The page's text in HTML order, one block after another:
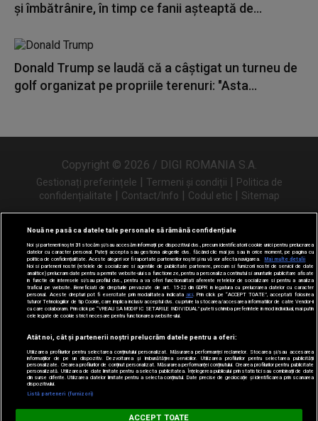
Digi FM
și îmbătrânire, în timp ce fanii așteaptă de...
Donald Trump se laudă că a câștigat un turneu de
golf organizat pe propriile terenuri: "Asta...
Copyright © 2026 / DIGI ROMANIA S.A.
Gestionați preferințele | Termeni și condiții | Politica de
confidențialitate | Contact/Info | Codul etic | Sitemap
Urmărește-ne și pe
Nouă ne pasă ca datele tale personale să rămână confidențiale
Noi și partenerii noștri31 stocăm și/sau accesăm informații pe dispozitivul dvs., precum identificatorii cookie unici pentru prelucrarea
datelor cu caracter personal. Puteți accepta sau gestiona alegerile dvs. făcând clic mai jos sau în orice moment, pe pagina cu
politica de confidențialitate. Aceste alegeri vor fi raportate partenerilor noștri și nu vă vor afecta navigarea.
Mai multe detalii
Noi si partenerii nostri (retelele de socializare si agentiile de publicitate partenere, precum si furnizorii nostri de servicii de date
analitice) prelucram date pentru a permite website-ului sa functioneze, pentru a personaliza continutul si anunturile publicitare afisate
in functie de interesele si/sau profilul dvs., pentru a va oferi functionalitati aferente retelelor de socializare si pentru a analiza
traficul pe website. Beneficiati de drepturile prevazute de art. 15-22 din GDPR in legatura cu prelucrarea datelor cu caracter
personal. Aceste drepturi pot fi exercitate prin modalitatea indicata aici. Prin click pe “ACCEPT TOATE”, acceptati folosirea
tuturor Tehnologiilor de tip Cookie, care implica inclusiv acceptul dvs. cu privire la stocarea/accesarea informatiilor de catre Vendor-ii
cu care colaboram. Prin click pe “VREAU SA MODIFIC SETARILE INDIVIDUAL” puteti schimba preferintele in mod individual, mai putin
cele legate de cookie strict necesare pentru functionarea website-ului.
Atât noi, cât și partenerii noștri prelucrăm datele pentru a oferi:
Utilizarea profilurilor pentru selectarea conținutului personalizat. Măsurarea performanței reclamelor. Stocarea și/sau accesarea
informațiilor de pe un dispozitiv. Dezvoltarea și îmbunătățirea serviciilor. Utilizarea profilurilor pentru selectarea publicității
personalizate. Crearea profilurilor de conținut personalizat. Măsurarea performanței conținutului. Crearea profilurilor pentru publicitate
personalizată. Utilizarea de date limitate pentru a selecta publicitatea. Înțelegerea publicului prin statistici sau combinații de date
din surse diferite. Utilizarea datelor limitate pentru a selecta conținutul. Date precise de geolocație și identificarea prin scanarea
dispozitivului.
Listă parteneri (furnizori)
ACCEPT TOATE